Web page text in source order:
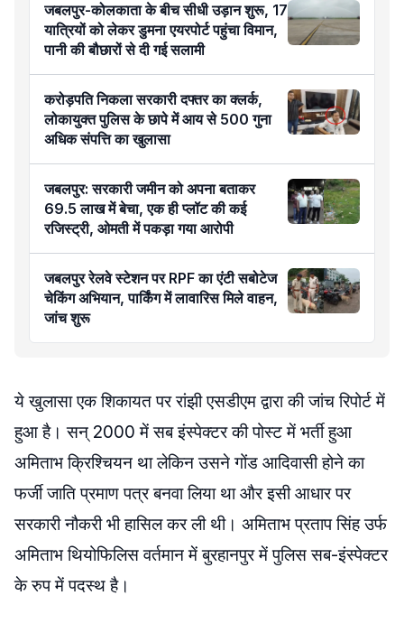
जबलपुर-कोलकाता के बीच सीधी उड़ान शुरू, 17
यात्रियों को लेकर डुमना एयरपोर्ट पहुंचा विमान,
पानी की बौछारों से दी गई सलामी
करोड़पति निकला सरकारी दफ्तर का क्लर्क,
लोकायुक्त पुलिस के छापे में आय से 500 गुना
अधिक संपत्ति का खुलासा
जबलपुर: सरकारी जमीन को अपना बताकर
69.5 लाख में बेचा, एक ही प्लॉट की कई
रजिस्ट्री, ओमती में पकड़ा गया आरोपी
जबलपुर रेलवे स्टेशन पर RPF का एंटी सबोटेज
चेकिंग अभियान, पार्किंग में लावारिस मिले वाहन,
जांच शुरू
ये खुलासा एक शिकायत पर रांझी एसडीएम द्वारा की जांच रिपोर्ट में
हुआ है। सन् 2000 में सब इंस्पेक्टर की पोस्ट में भर्ती हुआ
अमिताभ क्रिश्चियन था लेकिन उसने गोंड आदिवासी होने का
फर्जी जाति प्रमाण पत्र बनवा लिया था और इसी आधार पर
सरकारी नौकरी भी हासिल कर ली थी। अमिताभ प्रताप सिंह उर्फ
अमिताभ थियोफिलिस वर्तमान में बुरहानपुर में पुलिस सब-इंस्पेक्टर
के रुप में पदस्थ है।